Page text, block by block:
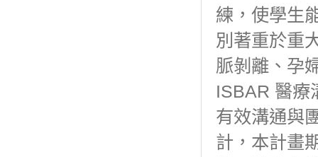
練，使學生
別著重於重
脈剝離、孕
ISBAR 醫療
有效溝通與
計，本計畫